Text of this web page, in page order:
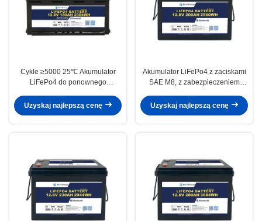
Cykle ≥5000 25℃ Akumulator
LiFePo4 do ponownego
maksymalnym ciągłym prądzie
ładowania A 200
Uzyskaj najlepszą cenę
Akumulator LiFePo4 z zaciskami
SAE M8, z zabezpieczeniem
samorozładowaniem
Uzyskaj najlepszą cenę